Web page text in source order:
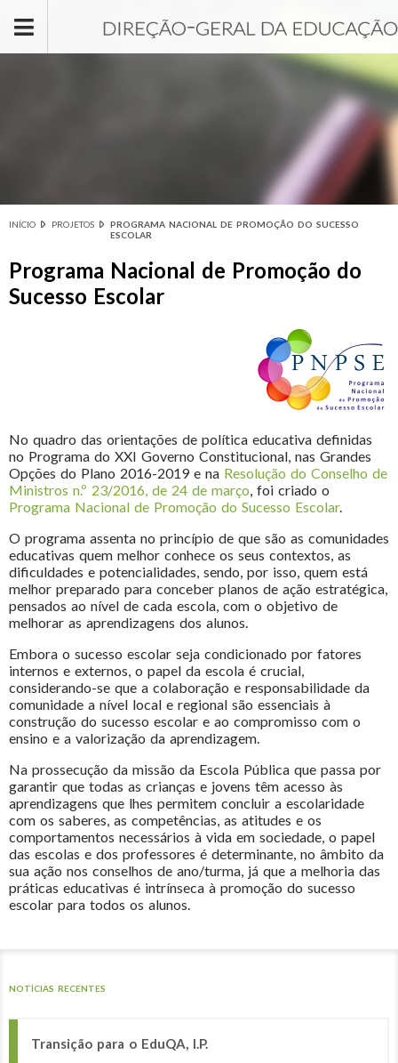
INÍCIO PROJETOS
PROGRAMA NACIONAL DE PROMOÇÃO DO SUCESSO
ESCOLAR
Programa Nacional de Promoção do
Sucesso Escolar
No quadro das orientações de política educativa definidas
no Programa do XXI Governo Constitucional, nas Grandes
Opções do Plano 2016-2019 e na Resolução do Conselho de
Ministros n.º 23/2016, de 24 de março, foi criado o
Programa Nacional de Promoção do Sucesso Escolar.
O programa assenta no princípio de que são as comunidades
educativas quem melhor conhece os seus contextos, as
dificuldades e potencialidades, sendo, por isso, quem está
melhor preparado para conceber planos de ação estratégica,
pensados ao nível de cada escola, com o objetivo de
melhorar as aprendizagens dos alunos.
Embora o sucesso escolar seja condicionado por fatores
internos e externos, o papel da escola é crucial,
considerando-se que a colaboração e responsabilidade da
comunidade a nível local e regional são essenciais à
construção do sucesso escolar e ao compromisso com o
ensino e a valorização da aprendizagem.
Na prossecução da missão da Escola Pública que passa por
garantir que todas as crianças e jovens têm acesso às
aprendizagens que lhes permitem concluir a escolaridade
com os saberes, as competências, as atitudes e os
comportamentos necessários à vida em sociedade, o papel
das escolas e dos professores é determinante, no âmbito da
sua ação nos conselhos de ano/turma, já que a melhoria das
práticas educativas é intrínseca à promoção do sucesso
escolar para todos os alunos.
NOTÍCIAS RECENTES
Transição para o EduQA, I.P.